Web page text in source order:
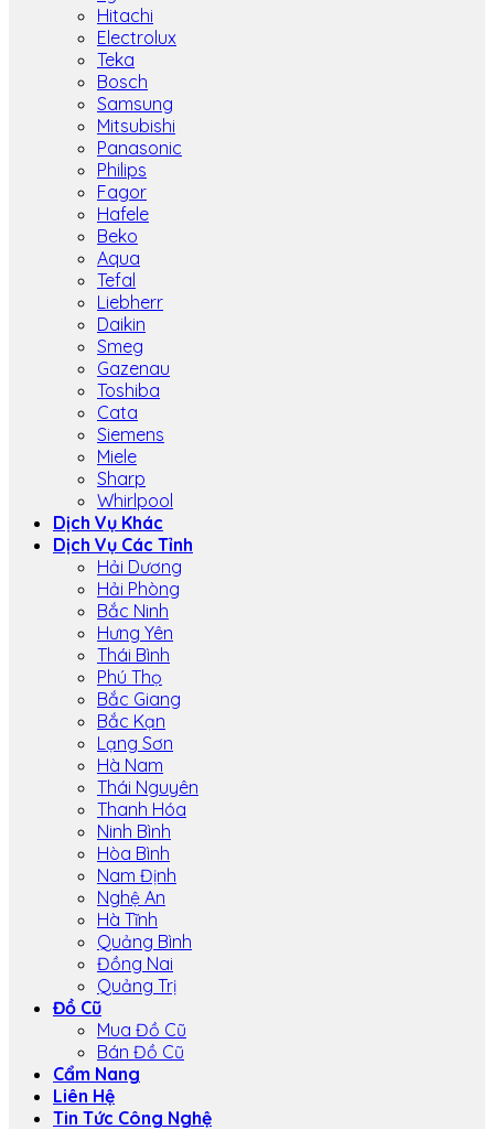
Hitachi
Electrolux
Teka
Bosch
Samsung
Mitsubishi
Panasonic
Philips
Fagor
Hafele
Beko
Aqua
Tefal
Liebherr
Daikin
Smeg
Gazenau
Toshiba
Cata
Siemens
Miele
Sharp
Whirlpool
Dịch Vụ Khác
Dịch Vụ Các Tỉnh
Hải Dương
Hải Phòng
Bắc Ninh
Hưng Yên
Thái Bình
Phú Thọ
Bắc Giang
Bắc Kạn
Lạng Sơn
Hà Nam
Thái Nguyên
Thanh Hóa
Ninh Bình
Hòa Bình
Nam Định
Nghệ An
Hà Tĩnh
Quảng Bình
Đồng Nai
Quảng Trị
Đồ Cũ
Mua Đồ Cũ
Bán Đồ Cũ
Cẩm Nang
Liên Hệ
Tin Tức Công Nghệ